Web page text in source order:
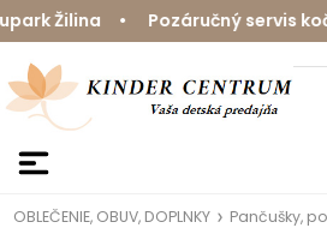
Žilina • Pozáručný servis
OBLEČENIE, OBUV, DOPLNKY Pančušky,